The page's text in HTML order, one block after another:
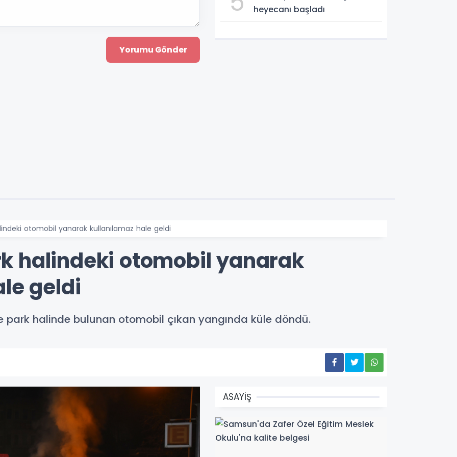
heyecanı başladı
otomobil yanarak kullanılamaz hale geldi
halindeki otomobil yanarak
geldi
park halinde bulunan otomobil çıkan yangında küle döndü.
ASAYİŞ